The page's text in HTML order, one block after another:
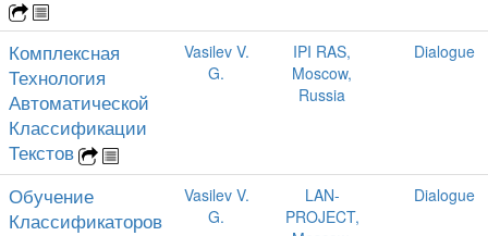
Комплексная
Технология
Автоматической
Классификации
Текстов
Vasilev V.
G.
IPI RAS,
Moscow,
Russia
Dialogue
Обучение
Классификаторов
Vasilev V.
G.
LAN-
PROJECT,
Dialogue